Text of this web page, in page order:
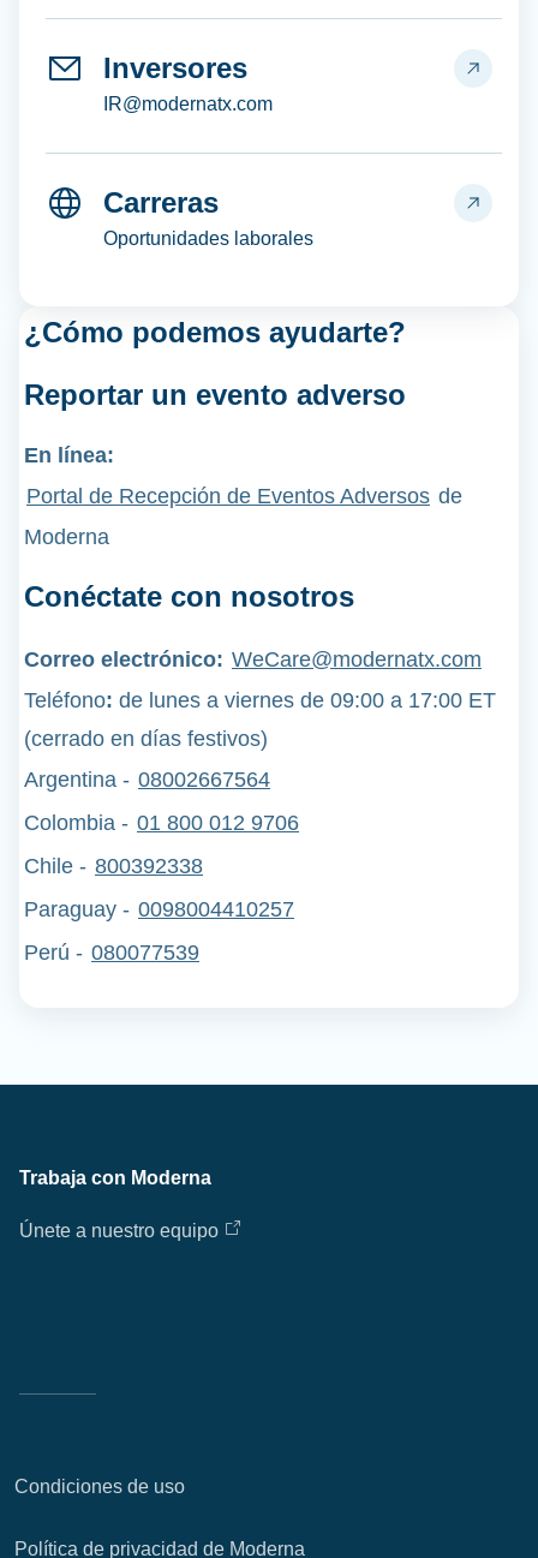
Inversores
IR@modernatx.com
Carreras
Oportunidades laborales
¿Cómo podemos ayudarte?
Reportar un evento adverso
En línea:
Portal de Recepción de Eventos Adversos de
Moderna
Conéctate con nosotros
Correo electrónico: WeCare@modernatx.com
Teléfono: de lunes a viernes de 09:00 a 17:00 ET
(cerrado en días festivos)
Argentina - 08002667564
Colombia - 01 800 012 9706
Chile - 800392338
Paraguay - 0098004410257
Perú - 080077539
Trabaja con Moderna
Únete a nuestro equipo
Condiciones de uso
Política de privacidad de Moderna